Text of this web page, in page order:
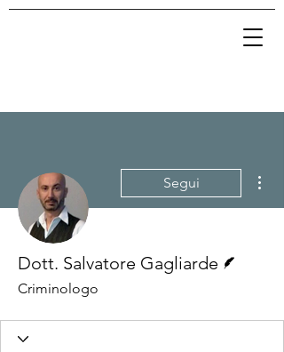
Segui
Dott. Salvatore Gagliarde
Criminologo